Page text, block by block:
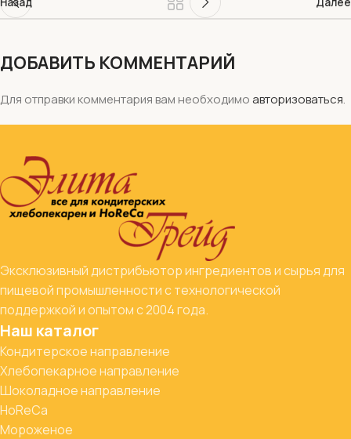
ДОБАВИТЬ КОММЕНТАРИЙ
Для отправки комментария вам необходимоавторизоваться.
Эксклюзивный дистрибьютор ингредиентов и сырья для
пищевой промышленности с технологической
поддержкой и опытом с 2004 года.
Наш каталог
Кондитерское направление
Хлебопекарное направление
Шоколадное направление
HoReCa
Мороженое